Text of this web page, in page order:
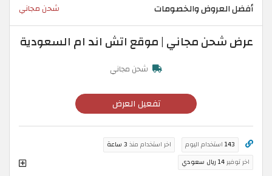
أفضل العروض والخصومات شحن مجاني
عرض شحن مجاني | موقع اتش اند ام السعودية
شحن مجاني
تفعيل العرض
143 استخدام اليوم اخر استخدام منذ 3 ساعة
اخر توفير14 ريال سعودي